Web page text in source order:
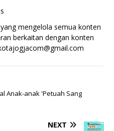
mengelola semua konten
berkaitan dengan konten
Anak-anak 'Petuah Sang
NEXT